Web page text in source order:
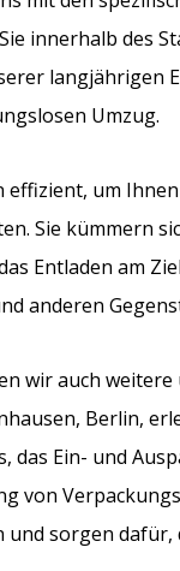
innerhalb des
langjährigen
Umzug.
um
Sie kümmern
Entladen am
anderen
wir auch weitere
Berlin,
Ein- und
von
sorgen